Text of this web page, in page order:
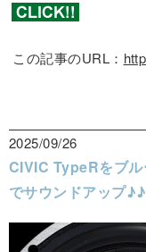
この記事のURL：
2025/09/26
CIVIC TypeRをブ
でサウンドアップ♪♪